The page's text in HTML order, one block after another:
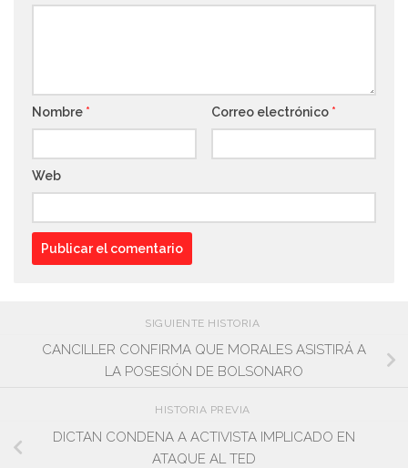
Nombre * Correo electrónico *
Web
SIGUIENTE HISTORIA
CANCILLER CONFIRMA QUE MORALES ASISTIRÁ A
LA POSESIÓN DE BOLSONARO
HISTORIA PREVIA
DICTAN CONDENA A ACTIVISTA IMPLICADO EN
ATAQUE AL TED